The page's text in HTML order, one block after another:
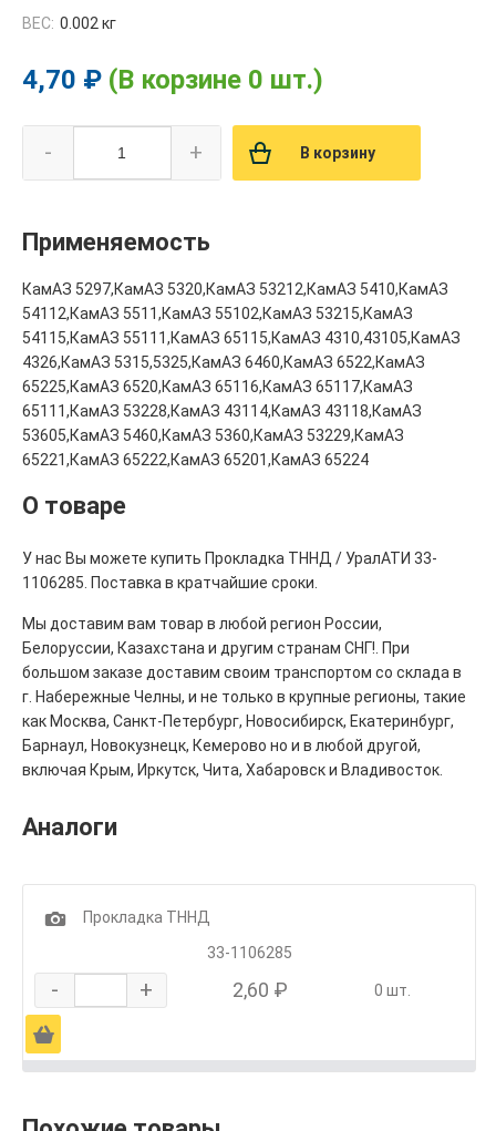
ВЕС: 0.002 кг
4,70 ₽ (В корзине 0 шт.)
- + В корзину
Применяемость
КамАЗ 5297,КамАЗ 5320,КамАЗ 53212,КамАЗ 5410,КамАЗ
54112,КамАЗ 5511,КамАЗ 55102,КамАЗ 53215,КамАЗ
54115,КамАЗ 55111,КамАЗ 65115,КамАЗ 4310,43105,КамАЗ
4326,КамАЗ 5315,5325,КамАЗ 6460,КамАЗ 6522,КамАЗ
65225,КамАЗ 6520,КамАЗ 65116,КамАЗ 65117,КамАЗ
65111,КамАЗ 53228,КамАЗ 43114,КамАЗ 43118,КамАЗ
53605,КамАЗ 5460,КамАЗ 5360,КамАЗ 53229,КамАЗ
65221,КамАЗ 65222,КамАЗ 65201,КамАЗ 65224
О товаре
У нас Вы можете купить Прокладка ТННД / УралАТИ 33-
1106285. Поставка в кратчайшие сроки.
Мы доставим вам товар в любой регион России,
Белоруссии, Казахстана и другим странам СНГ!. При
большом заказе доставим своим транспортом со склада в
г. Набережные Челны, и не только в крупные регионы, такие
как Москва, Санкт-Петербург, Новосибирск, Екатеринбург,
Барнаул, Новокузнецк, Кемерово но и в любой другой,
включая Крым, Иркутск, Чита, Хабаровск и Владивосток.
Аналоги
1
Прокладка ТННД
33-1106285
- + 2,60 ₽ 0 шт.
Ä